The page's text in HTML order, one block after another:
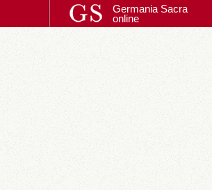
Germania Sacra
online